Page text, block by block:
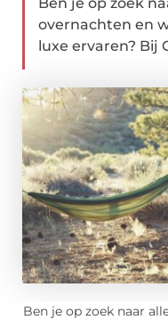
overnachten en
luxe ervaren? Bij
Ben je op zoek naar